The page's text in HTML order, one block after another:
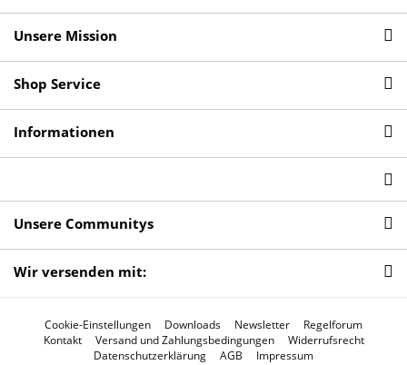
Unsere Mission
Shop Service
Informationen
Unsere Communitys
Wir versenden mit:
Cookie-Einstellungen Downloads Newsletter
Regelforum
Kontakt
Versand und Zahlungsbedingungen
Widerrufsrecht
Datenschutzerklärung
AGB Impressum